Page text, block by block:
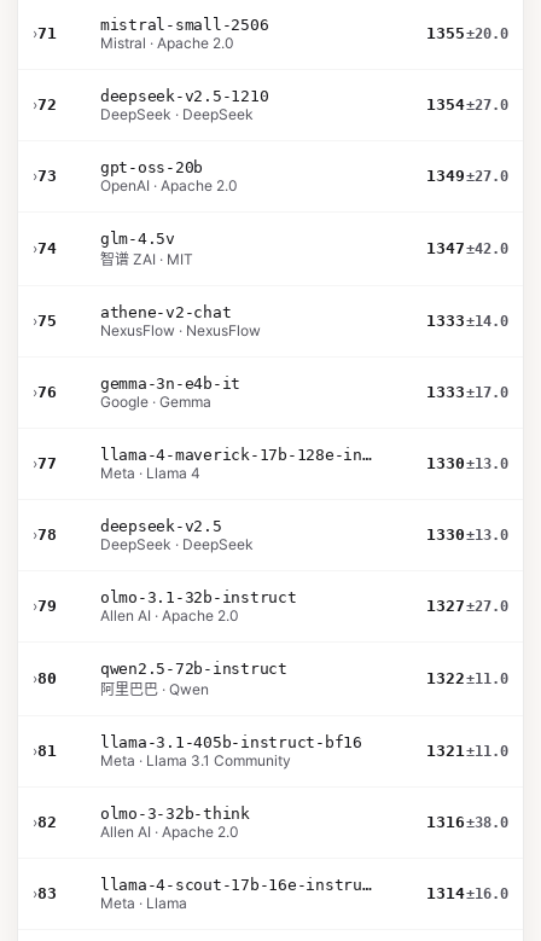
›71
mistral-small-2506
Mistral · Apache 2.0
1355±20.0
›72
deepseek-v2.5-1210
DeepSeek · DeepSeek
1354±27.0
›73
gpt-oss-20b
OpenAI · Apache 2.0
1349±27.0
›74
glm-4.5v
智谱 ZAI · MIT
1347±42.0
›75
athene-v2-chat
NexusFlow · NexusFlow
1333±14.0
›76
gemma-3n-e4b-it
Google · Gemma
1333±17.0
›77
llama-4-maverick-17b-128e-instruct
Meta · Llama 4
1330±13.0
›78
deepseek-v2.5
DeepSeek · DeepSeek
1330±13.0
›79
olmo-3.1-32b-instruct
Allen AI · Apache 2.0
1327±27.0
›80
qwen2.5-72b-instruct
阿里巴巴 · Qwen
1322±11.0
›81
llama-3.1-405b-instruct-bf16
Meta · Llama 3.1 Community
1321±11.0
›82
olmo-3-32b-think
Allen AI · Apache 2.0
1316±38.0
›83
llama-4-scout-17b-16e-instruct
Meta · Llama
1314±16.0